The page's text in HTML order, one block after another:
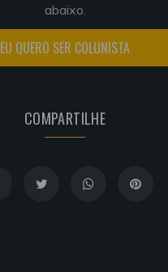
abaixo.
EU QUERO SER COLUNISTA
COMPARTILHE